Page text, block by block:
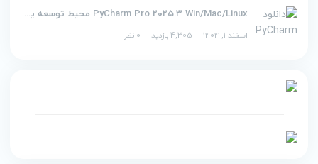
PyCharm Pro 2025.3 Win/Mac/Linux محیط توسعه یکپارچه برای پایتون
اسفند ۱, ۱۴۰۴ 4,305 بازدید 0 نظر